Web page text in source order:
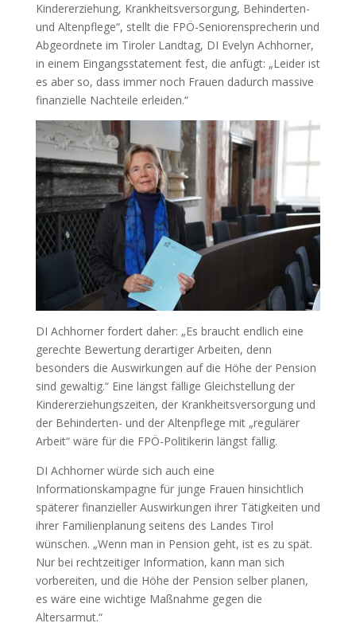
Kindererziehung, Krankheitsversorgung, Behinderten-
und Altenpflege“, stellt die FPÖ-Seniorensprecherin und
Abgeordnete im Tiroler Landtag, DI Evelyn Achhorner,
in einem Eingangsstatement fest, die anfügt: „Leider ist
es aber so, dass immer noch Frauen dadurch massive
finanzielle Nachteile erleiden.“
DI Achhorner fordert daher: „Es braucht endlich eine
gerechte Bewertung derartiger Arbeiten, denn
besonders die Auswirkungen auf die Höhe der Pension
sind gewaltig.“ Eine längst fällige Gleichstellung der
Kindererziehungszeiten, der Krankheitsversorgung und
der Behinderten- und der Altenpflege mit „regulärer
Arbeit“ wäre für die FPÖ-Politikerin längst fällig.
DI Achhorner würde sich auch eine
Informationskampagne für junge Frauen hinsichtlich
späterer finanzieller Auswirkungen ihrer Tätigkeiten und
ihrer Familienplanung seitens des Landes Tirol
wünschen. „Wenn man in Pension geht, ist es zu spät.
Nur bei rechtzeitiger Information, kann man sich
vorbereiten, und die Höhe der Pension selber planen,
es wäre eine wichtige Maßnahme gegen die
Altersarmut.“